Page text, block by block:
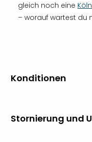
gleich noch eine
– worauf wartest du
Konditionen
Stornierung und